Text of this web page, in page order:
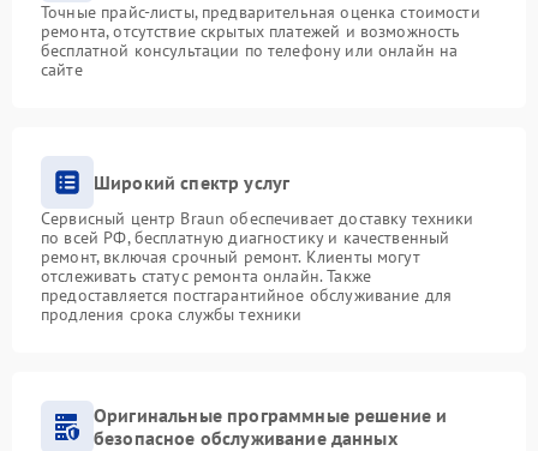
Точные прайс-листы, предварительная оценка стоимости
ремонта, отсутствие скрытых платежей и возможность
бесплатной консультации по телефону или онлайн на
сайте
Широкий спектр услуг
Сервисный центр Braun обеспечивает доставку техники
по всей РФ, бесплатную диагностику и качественный
ремонт, включая срочный ремонт. Клиенты могут
отслеживать статус ремонта онлайн. Также
предоставляется постгарантийное обслуживание для
продления срока службы техники
Оригинальные программные решение и
безопасное обслуживание данных